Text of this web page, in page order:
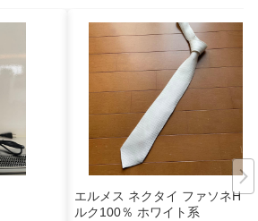
エルメス ネクタイ ファソネH シ
ルク100％ ホワイト系